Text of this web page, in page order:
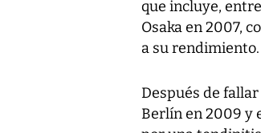
que incluye,
Osaka en 2007,
a su rendimiento.
Después de
Berlín en 2009 y